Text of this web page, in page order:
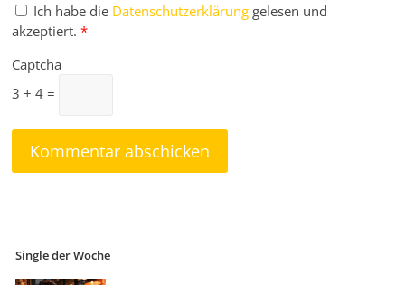
Ich habe die Datenschutzerklärung gelesen und
akzeptiert. *
Captcha
3 + 4 =
Single der Woche